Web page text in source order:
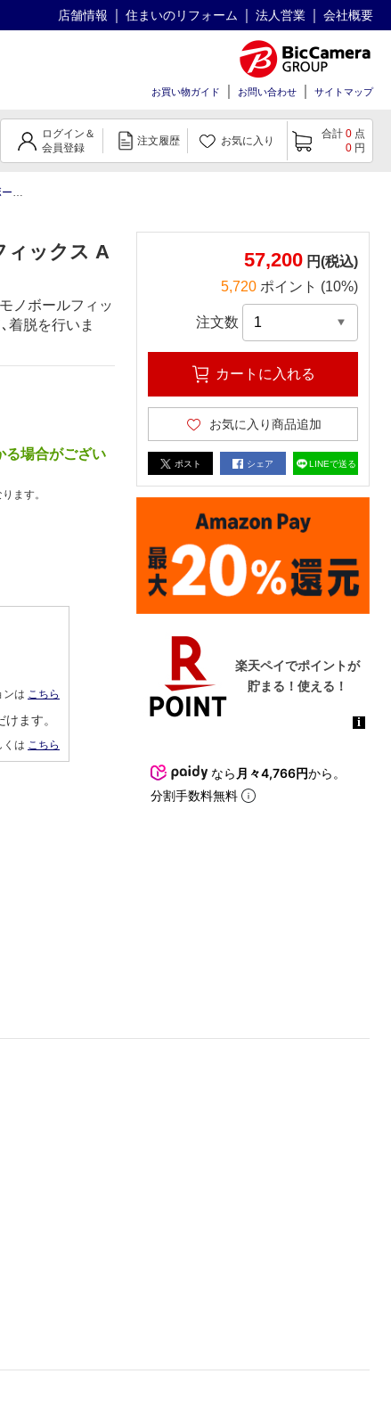
店舗情報 住まいのリフォーム 法人営業 会社概要
お買い物ガイド お問い合わせ サイトマップ
ログイン＆
会員登録
注文履歴 お気に入り
合計 0 点
0 円
ス
ィックス A
ノボールフィッ
着脱を行いま
場合がござい
ます。
ンは こちら
ます。
くは こちら
57,200 円(税込)
5,720 ポイント (10%)
注文数
カートに入れる
お気に入り商品追加
ポスト シェア LINEで送る
なら 月々4,766円から。
分割手数料無料